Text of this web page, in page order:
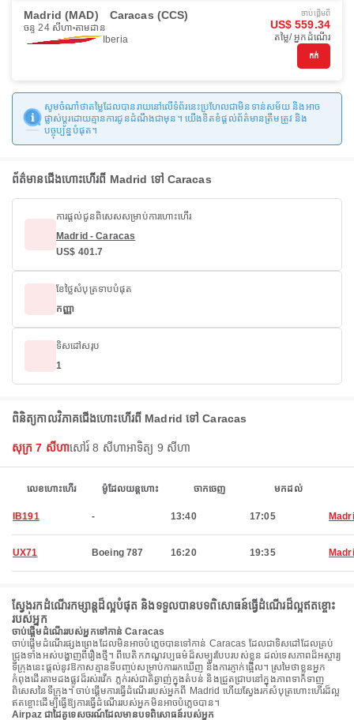
Madrid (MAD) Caracas (CCS)
ចន្ទ 24 សីហា តាមដាន
Iberia
ចាប់ផ្ដើមពី
US$ 559.34
តម្លៃ/ អ្នកដំណើរ
កក់
សូមចំណាំថាតម្លៃដែលបានរាយនៅលើទំព័រនេះប្រហែលជាមិនទាន់សម័យ និងអាច
ផ្លាស់ប្តូរដោយគ្មានការជូនដំណឹងជាមុន។ យើងខិតខំផ្តល់ព័ត៌មានត្រឹមត្រូវ និង
បច្ចុប្បន្នបំផុត។
ព័ត៌មានជើងហោះហើរពី Madrid ទៅ Caracas
ការផ្តល់ជូនពិសេសសម្រាប់ការហោះហើរ
Madrid - Caracas
US$ 401.7
ខែថ្លៃសំបុត្រទាបបំផុត
កញ្ញា
ទិសដៅសរុប
1
ពិនិត្យកាលវិភាគជើងហោះហើរពី Madrid ទៅ Caracas
សុក្រ 7 សីហាសៅរ៍ 8 សីហាអាទិត្យ 9 សីហា
លេខហោះហើរ ម៉ូដែលយន្តហោះ ចាកចេញ មកដល់
IB191 - 13:40 17:05
UX71 Boeing 787 16:20 19:35
ស្វែងរកដំណើរកម្សាន្តដ៏ល្អបំផុត និងទទួលបានបទពិសោធន៍ធ្វើដំណើរដ៏ល្អឥតខ្ចោះ
របស់អ្នក
ចាប់ផ្តើមដំណើររបស់អ្នកទៅកាន់ Caracas
ចាប់ផ្តើមដំណើរផ្សងព្រេងដែលមិនអាចបំភ្លេចបានទៅកាន់ Caracas ដែលជាទិសដៅដែលគ្រប់
ជ្រុងទាំងអស់បង្ហាញពីរឿងថ្មី។ ពីបេតិកភណ្ឌវប្បធម៌ដ៏សម្បូរបែបរបស់ខ្លួន ដល់ទេសភាពដ៏អស្ចារ្យ
ទីក្រុងនេះផ្តល់នូវឱកាសគ្មានទីបញ្ចប់សម្រាប់ការរកឃើញ និងការភ្ញាក់ផ្អើល។ ស្រមៃថាខ្លួនអ្នក
កំពុងដើរតាមដងផ្លូវដ៏រស់រវើក ភ្លក់រស់ជាតិឆ្ងាញ់ក្នុងតំបន់ និងជ្រួតជ្រាបនៅក្នុងភាពទាក់ទាញ
ពិសេសនៃទីក្រុង។ ចាប់ផ្តើមការធ្វើដំណើររបស់អ្នកពី Madrid ហើយស្វែងរកសំបុត្រហោះហើរដ៏ល្អ
ឥតខ្ចោះដើម្បីធ្វើឱ្យការធ្វើដំណើររបស់អ្នកមិនអាចបំភ្លេចបាន។
Airpaz ជាដៃគូទេសចរណ៍ដែលមានបទពិសោធន៍របស់អ្នក